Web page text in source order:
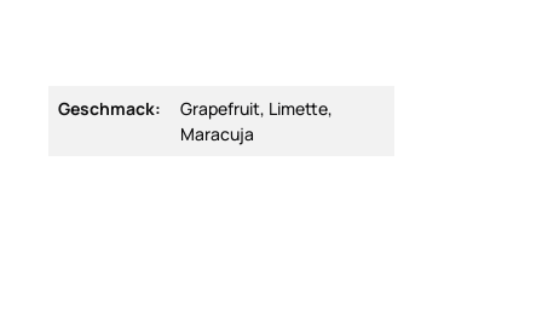
Geschmack:
Grapefruit, Limette,
Maracuja